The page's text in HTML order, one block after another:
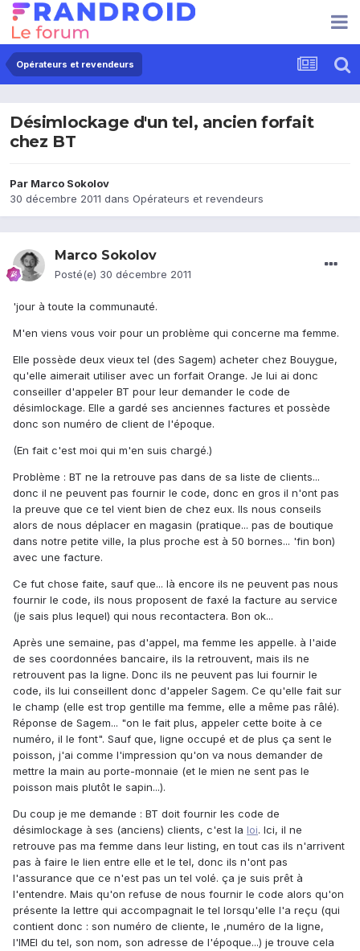
Opérateurs et revendeurs
Désimlockage d'un tel, ancien forfait
chez BT
Par Marco Sokolov
30 décembre 2011 dans Opérateurs et revendeurs
Marco Sokolov
Posté(e) 30 décembre 2011
'jour à toute la communauté.
M'en viens vous voir pour un problème qui concerne ma femme.
Elle possède deux vieux tel (des Sagem) acheter chez Bouygue,
qu'elle aimerait utiliser avec un forfait Orange. Je lui ai donc
conseiller d'appeler BT pour leur demander le code de
désimlockage. Elle a gardé ses anciennes factures et possède
donc son numéro de client de l'époque.
(En fait c'est moi qui m'en suis chargé.)
Problème : BT ne la retrouve pas dans de sa liste de clients...
donc il ne peuvent pas fournir le code, donc en gros il n'ont pas
la preuve que ce tel vient bien de chez eux. Ils nous conseils
alors de nous déplacer en magasin (pratique... pas de boutique
dans notre petite ville, la plus proche est à 50 bornes... 'fin bon)
avec une facture.
Ce fut chose faite, sauf que... là encore ils ne peuvent pas nous
fournir le code, ils nous proposent de faxé la facture au service
(je sais plus lequel) qui nous recontactera. Bon ok...
Après une semaine, pas d'appel, ma femme les appelle. à l'aide
de ses coordonnées bancaire, ils la retrouvent, mais ils ne
retrouvent pas la ligne. Donc ils ne peuvent pas lui fournir le
code, ils lui conseillent donc d'appeler Sagem. Ce qu'elle fait sur
le champ (elle est trop gentille ma femme, elle a même pas râlé).
Réponse de Sagem... "on le fait plus, appeler cette boite à ce
numéro, il le font". Sauf que, ligne occupé et de plus ça sent le
poisson, j'ai comme l'impression qu'on va nous demander de
mettre la main au porte-monnaie (et le mien ne sent pas le
poisson mais plutôt le sapin...).
Du coup je me demande : BT doit fournir les code de
désimlockage à ses (anciens) clients, c'est la loi. Ici, il ne
retrouve pas ma femme dans leur listing, en tout cas ils n'arrivent
pas à faire le lien entre elle et le tel, donc ils n'ont pas
l'assurance que ce n'est pas un tel volé. ça je suis prêt à
l'entendre. Mais qu'on refuse de nous fournir le code alors qu'on
présente la lettre qui accompagnait le tel lorsqu'elle l'a reçu (qui
contient donc : son numéro de cliente, le ,numéro de la ligne,
l'IMEI du tel, son nom, son adresse de l'époque...) je trouve cela